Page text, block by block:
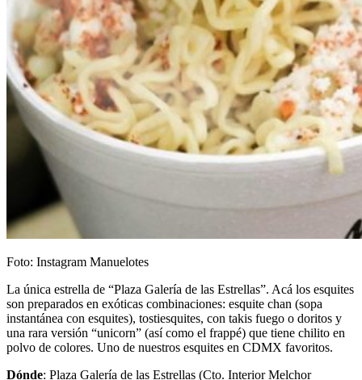
Foto: Instagram Manuelotes
La única estrella de “Plaza Galería de las Estrellas”. Acá los esquites
son preparados en exóticas combinaciones: esquite chan (sopa
instantánea con esquites), tostiesquites, con takis fuego o doritos y
una rara versión “unicorn” (así como el frappé) que tiene chilito en
polvo de colores. Uno de nuestros esquites en CDMX favoritos.
Dónde: Plaza Galería de las Estrellas (Cto. Interior Melchor